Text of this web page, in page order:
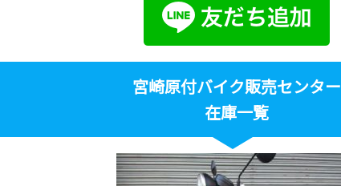
宮崎原付バイク販売センター
在庫一覧